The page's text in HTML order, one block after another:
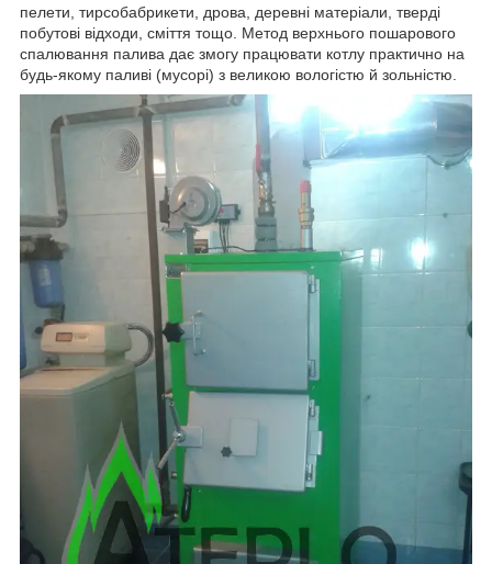
пелети, тирсобабрикети, дрова, деревні матеріали, тверді
побутові відходи, сміття тощо. Метод верхнього пошарового
спалювання палива дає змогу працювати котлу практично на
будь-якому паливі (мусорі) з великою вологістю й зольністю.